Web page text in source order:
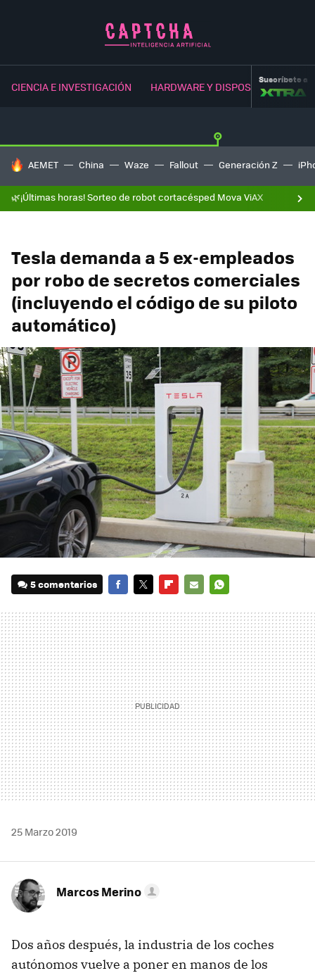
CIENCIA E INVESTIGACIÓN HARDWARE Y DISPOSITIVOSSuscríbete a
HOY SE HABLA DE
AEMET China Waze Fallout Generación Z
🌿¡Últimas horas! Sorteo de robot cortacésped Mova ViAX
Tesla demanda a 5 ex-empleados
por robo de secretos comerciales
(incluyendo el código de su piloto
automático)
5 comentarios
MAIL
25 Marzo 2019
Marcos Merino
Dos años después, la industria de los coches
autónomos vuelve a poner en manos de los